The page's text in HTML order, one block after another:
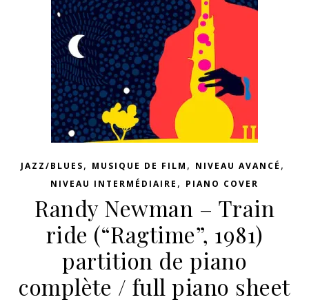
JAZZ/BLUES, MUSIQUE DE FILM , NIVEAU AVANCÉ ,
NIVEAU INTERMÉDIAIRE , PIANO COVER
Randy Newman – Train
ride (“Ragtime”, 1981)
partition de piano
complète / full piano sheet